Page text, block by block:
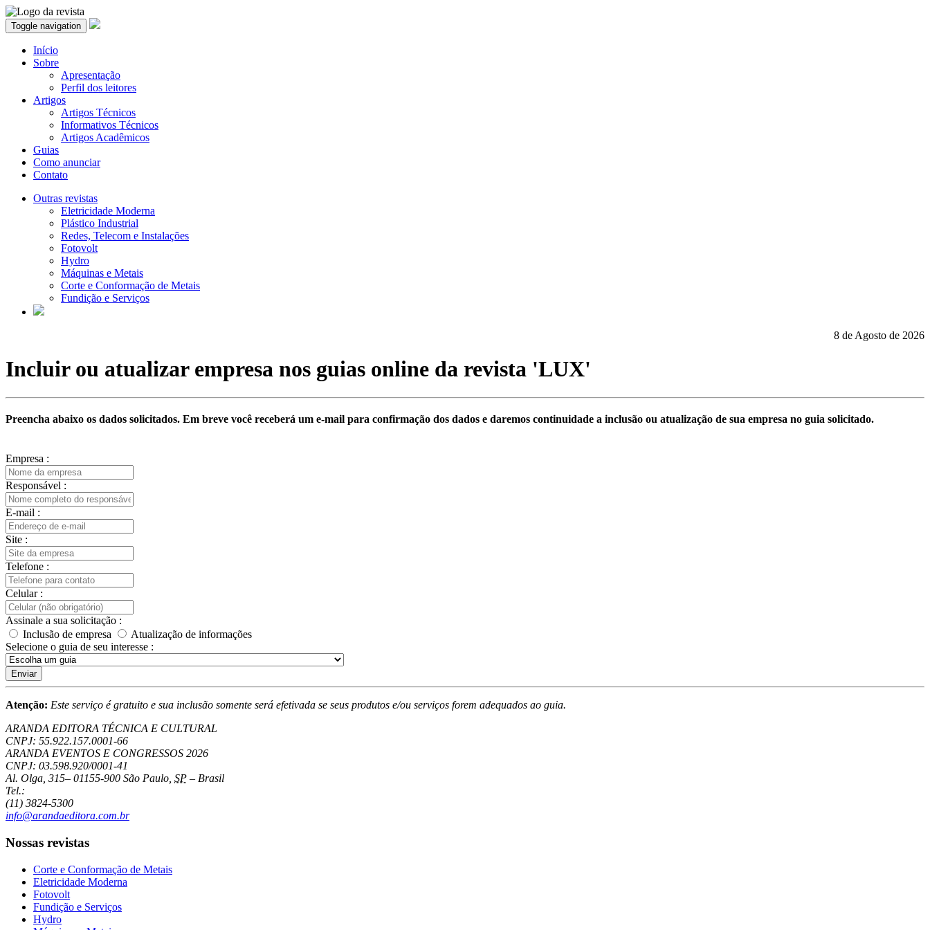
Toggle navigation
Início
Sobre
Apresentação
Perfil dos leitores
Artigos
Artigos Técnicos
Informativos Técnicos
Artigos Acadêmicos
Guias
Como anunciar
Contato
Outras revistas
Eletricidade Moderna
Plástico Industrial
Redes, Telecom e Instalações
Fotovolt
Hydro
Máquinas e Metais
Corte e Conformação de Metais
Fundição e Serviços
8 de Agosto de 2026
Incluir ou atualizar empresa nos guias online da revista 'LUX'
Preencha abaixo os dados solicitados. Em breve você receberá um e-mail para confirmação dos dados e daremos continuidade a inclusão ou atualização de sua empresa no guia solicitado.
Empresa :
Responsável :
E-mail :
Site :
Telefone :
Celular :
Assinale a sua solicitação :
Inclusão de empresa
Atualização de informações
Selecione o guia de seu interesse :
Enviar
Atenção: Este serviço é gratuito e sua inclusão somente será efetivada se seus produtos e/ou serviços forem adequados ao guia.
ARANDA EDITORA TÉCNICA E CULTURAL
CNPJ: 55.922.157.0001-66
ARANDA EVENTOS E CONGRESSOS 2026
CNPJ: 03.598.920/0001-41
Al. Olga, 315– 01155-900 São Paulo, SP – Brasil
Tel.:
(11) 3824-5300
info@arandaeditora.com.br
Nossas revistas
Corte e Conformação de Metais
Eletricidade Moderna
Fotovolt
Fundição e Serviços
Hydro